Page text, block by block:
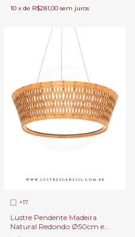
10 x de R$281,00 sem juros
+17
Lustre Pendente Madeira
Natural Redondo Ø50cm e